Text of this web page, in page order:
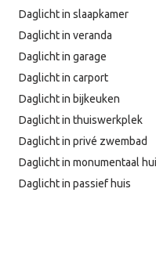
Daglicht in slaapkamer
Daglicht in veranda
Daglicht in garage
Daglicht in carport
Daglicht in bijkeuken
Daglicht in thuiswerkplek
Daglicht in privé zwembad
Daglicht in monumentaal
Daglicht in passief huis